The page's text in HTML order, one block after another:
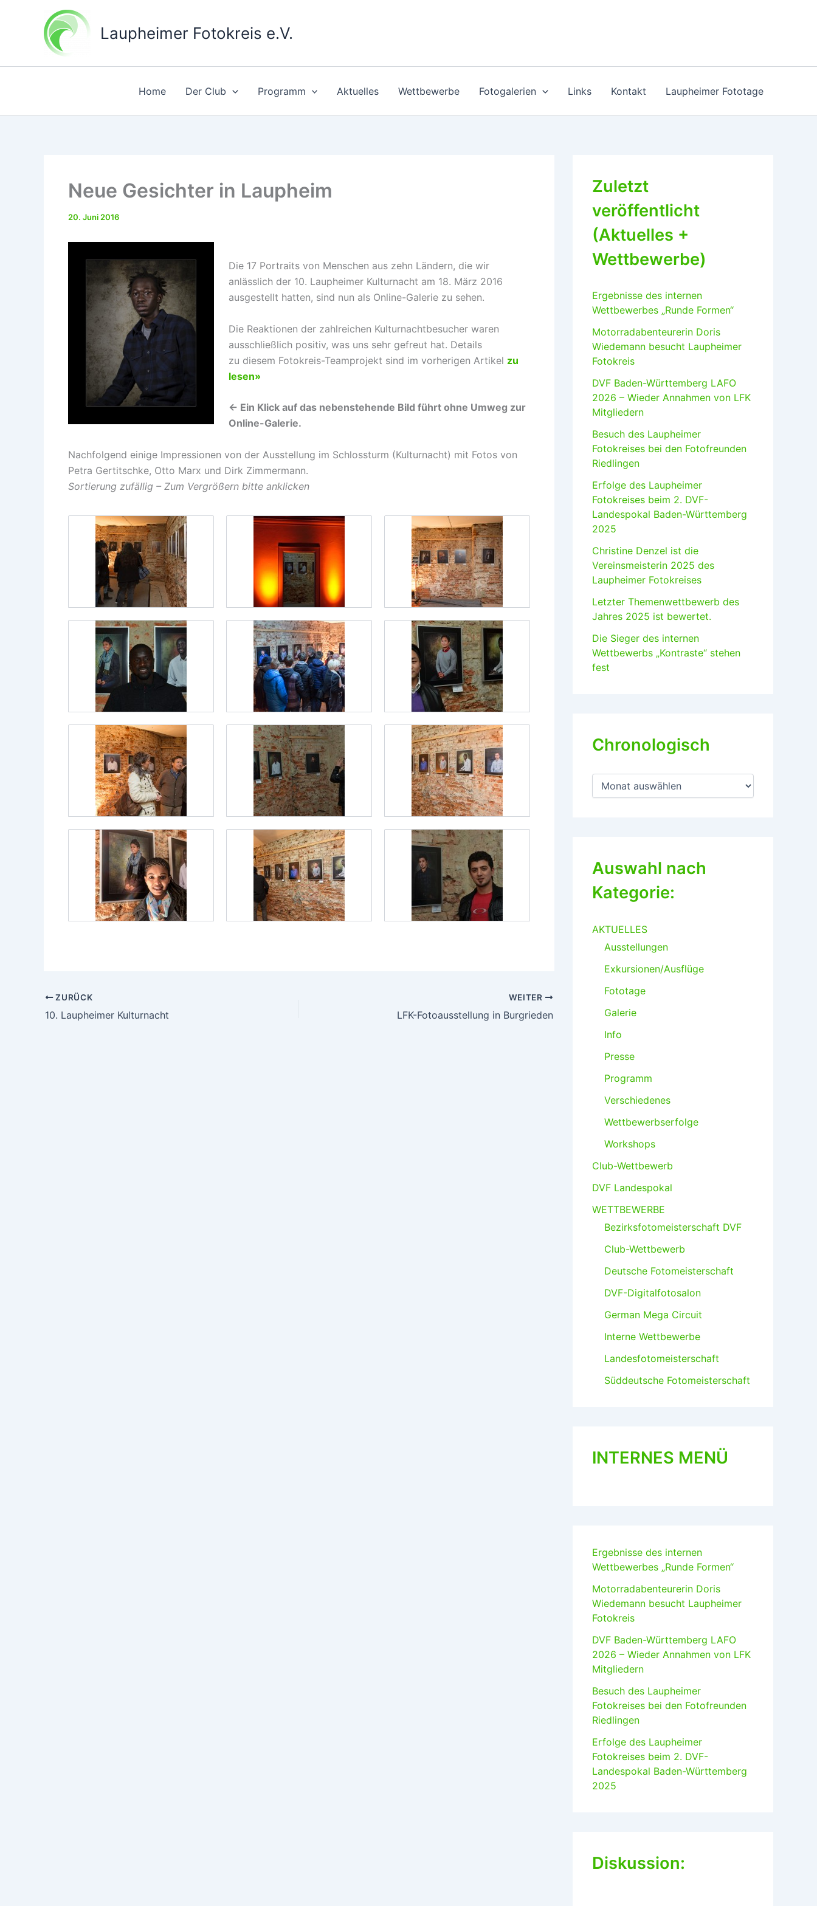
Laupheimer Fotokreis e.V.
Home Der Club Programm Aktuelles Wettbewerbe Fotogalerien Links Kontakt Laupheimer Fototage
Neue Gesichter in Laupheim
20. Juni 2016
Die 17 Portraits von Menschen aus zehn Ländern, die wir
anlässlich der 10. Laupheimer Kulturnacht am 18. März 2016
ausgestellt hatten, sind nun als Online-Galerie zu sehen.
Die Reaktionen der zahlreichen Kulturnachtbesucher waren
ausschließlich positiv, was uns sehr gefreut hat. Details
zu diesem Fotokreis-Teamprojekt sind im vorherigen Artikel zu
lesen»
← Ein Klick auf das nebenstehende Bild führt ohne Umweg zur
Online-Galerie.
Nachfolgend einige Impressionen von der Ausstellung im Schlossturm (Kulturnacht) mit Fotos von
Petra Gertitschke, Otto Marx und Dirk Zimmermann.
Sortierung zufällig – Zum Vergrößern bitte anklicken
ZURÜCK
10. Laupheimer Kulturnacht
WEITER
LFK-Fotoausstellung in Burgrieden
Zuletzt
veröffentlicht
(Aktuelles +
Wettbewerbe)
Ergebnisse des internen
Wettbewerbes „Runde Formen“
Motorradabenteurerin Doris
Wiedemann besucht Laupheimer
Fotokreis
DVF Baden-Württemberg LAFO
2026 – Wieder Annahmen von LFK
Mitgliedern
Besuch des Laupheimer
Fotokreises bei den Fotofreunden
Riedlingen
Erfolge des Laupheimer
Fotokreises beim 2. DVF-
Landespokal Baden-Württemberg
2025
Christine Denzel ist die
Vereinsmeisterin 2025 des
Laupheimer Fotokreises
Letzter Themenwettbewerb des
Jahres 2025 ist bewertet.
Die Sieger des internen
Wettbewerbs „Kontraste“ stehen
fest
Chronologisch
C
o
g
s
h
Auswahl nach
Kategorie:
AKTUELLES
Ausstellungen
Exkursionen/Ausflüge
Fototage
Galerie
Info
Presse
Programm
Verschiedenes
Wettbewerbserfolge
Workshops
Club-Wettbewerb
DVF Landespokal
WETTBEWERBE
Bezirksfotomeisterschaft DVF
Club-Wettbewerb
Deutsche Fotomeisterschaft
DVF-Digitalfotosalon
German Mega Circuit
Interne Wettbewerbe
Landesfotomeisterschaft
Süddeutsche Fotomeisterschaft
INTERNES MENÜ
Ergebnisse des internen
Wettbewerbes „Runde Formen“
Motorradabenteurerin Doris
Wiedemann besucht Laupheimer
Fotokreis
DVF Baden-Württemberg LAFO
2026 – Wieder Annahmen von LFK
Mitgliedern
Besuch des Laupheimer
Fotokreises bei den Fotofreunden
Riedlingen
Erfolge des Laupheimer
Fotokreises beim 2. DVF-
Landespokal Baden-Württemberg
2025
Diskussion: